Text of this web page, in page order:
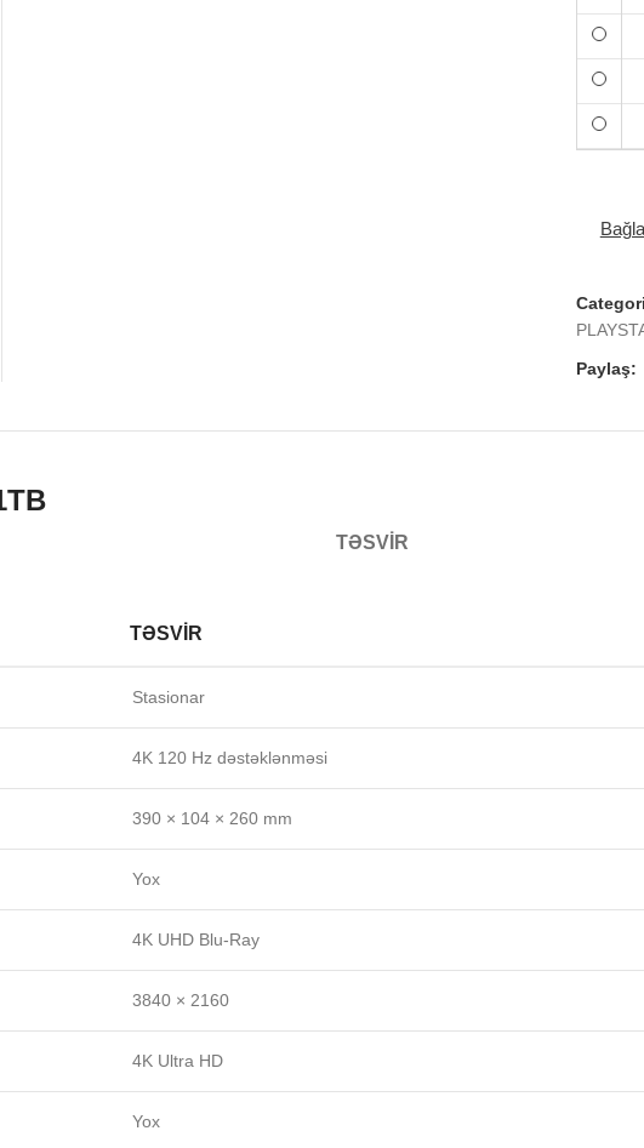
Bağla
Paylaş:
TƏSVIR
TƏSVIR
Stasionar
4K 120 Hz dəstəklənməsi
390 × 104 × 260 mm
Yox
4K UHD Blu-Ray
3840 × 2160
4K Ultra HD
Yox